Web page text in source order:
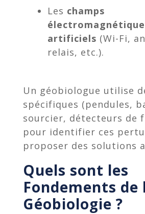
Les champs
artificiels (Wi-Fi,
relais, etc.).
Un géobiologue utilise
spécifiques (pendules,
sourcier, détecteurs de
pour identifier ces
proposer des solutions
Quels sont les
Fondements de
Géobiologie ?